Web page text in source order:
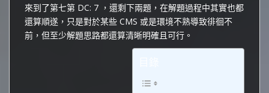
來到了第七第 DC: 7 ，還剩下兩題，在解題過程中其實也都
還算順遂，只是對於某些 CMS 或是環境不熟導致徘徊不
前，但至少解題思路都還算清晰明確且可行。